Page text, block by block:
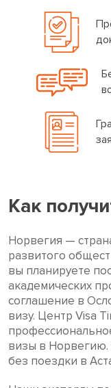
Как
Норвегия —
развитого
вы планируете
академических
соглашение в
визу. Центр Visa
визы в Норвегию.
без поездки в